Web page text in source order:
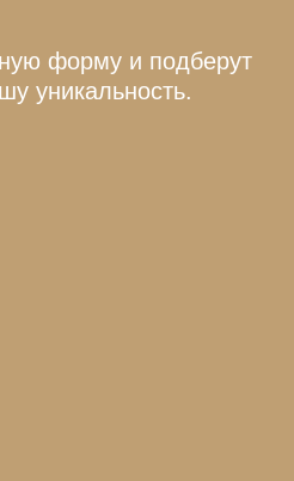
форму и подберут
уникальность.